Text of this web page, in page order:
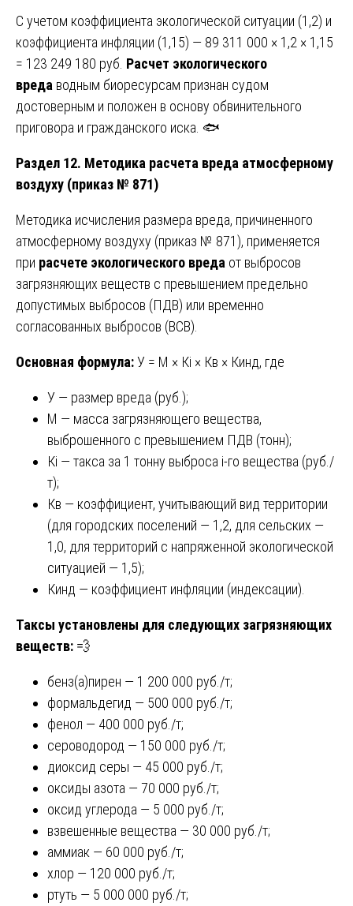
С учетом коэффициента экологической ситуации (1,2) и
коэффициента инфляции (1,15) — 89 311 000 × 1,2 × 1,15
= 123 249 180 руб. Расчет экологического
вреда водным биоресурсам признан судом
достоверным и положен в основу обвинительного
приговора и гражданского иска. 🐟
Раздел 12. Методика расчета вреда атмосферному
воздуху (приказ № 871)
Методика исчисления размера вреда, причиненного
атмосферному воздуху (приказ № 871), применяется
при расчете экологического вреда от выбросов
загрязняющих веществ с превышением предельно
допустимых выбросов (ПДВ) или временно
согласованных выбросов (ВСВ).
Основная формула:У = М × Кi × Кв × Кинд, где
У — размер вреда (руб.);
М — масса загрязняющего вещества,
выброшенного с превышением ПДВ (тонн);
Кi — такса за 1 тонну выброса i-го вещества (руб./
т);
Кв — коэффициент, учитывающий вид территории
(для городских поселений — 1,2, для сельских —
1,0, для территорий с напряженной экологической
ситуацией — 1,5);
Кинд — коэффициент инфляции (индексации).
Таксы установлены для следующих загрязняющих
веществ: 💨
бенз(а)пирен — 1 200 000 руб./т;
формальдегид — 500 000 руб./т;
фенол — 400 000 руб./т;
сероводород — 150 000 руб./т;
диоксид серы — 45 000 руб./т;
оксиды азота — 70 000 руб./т;
оксид углерода — 5 000 руб./т;
взвешенные вещества — 30 000 руб./т;
аммиак — 60 000 руб./т;
хлор — 120 000 руб./т;
ртуть — 5 000 000 руб./т;